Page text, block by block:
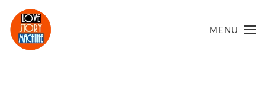
Skip to main content MENU